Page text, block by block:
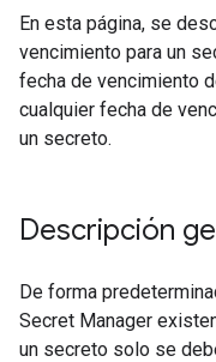
En esta página, se
vencimiento para un
fecha de vencimiento
cualquier fecha de
un secreto.
Descripción
De forma
Secret Manager
un secreto solo se